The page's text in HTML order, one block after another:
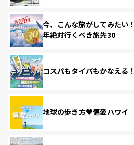
今、こんな旅がしてみたい
年絶対行くべき旅先30
コスパもタイパもかなえる
地球の歩き方♥偏愛ハワイ